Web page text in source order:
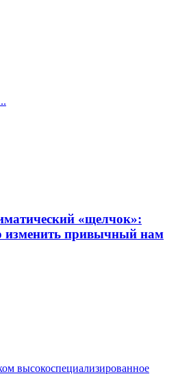
«щелчок»:
изменить привычный нам
высокоспециализированное